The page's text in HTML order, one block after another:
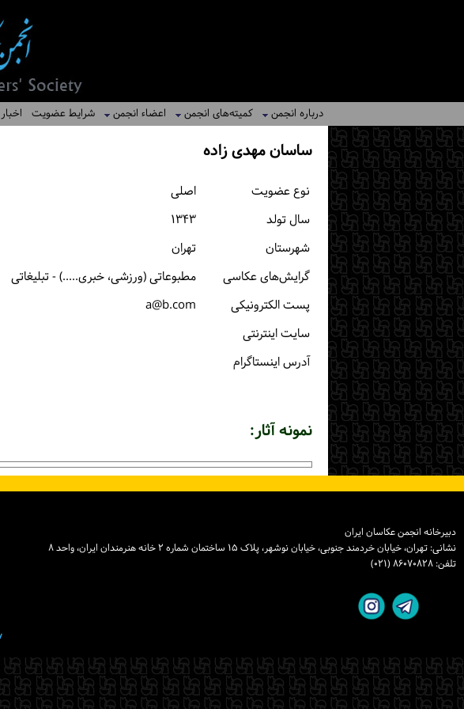
درباره انجمن کمیته‌های انجمن اعضاء انجمن شرایط عضویت اخبار
ساسان مهدی زاده
نوع عضویت
اصلی
سال تولد
۱۳۴۳
شهرستان
تهران
گرایش‌های عکاسی
مطبوعاتی (ورزشی، خبری.....) - تبلیغاتی
پست الكترونیكی
a@b.com
سایت اینترنتی
آدرس اینستاگرام
نمونه آثار:
دبیرخانه انجمن عکاسان ایران
نشانی: تهران، خیابان خردمند جنوبی، خیابان نوشهر، پلاک ۱۵ ساختمان شماره ۲ خانه هنرمندان ایران، واحد ۸
تلفن: ۸۶۰۷۰۸۲۸ (۰۲۱)